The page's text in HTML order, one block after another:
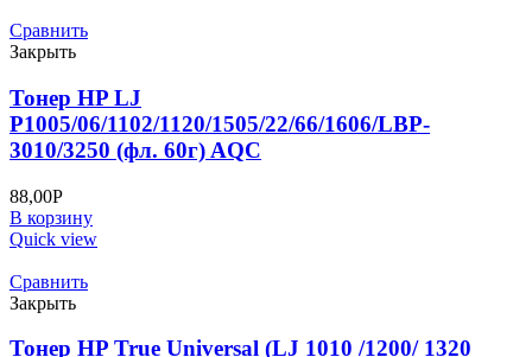
Сравнить
Закрыть
Тонер HP LJ
P1005/06/1102/1120/1505/22/66/1606/LBP-
3010/3250 (фл. 60г) AQC
88,00Р
В корзину
Quick view
Сравнить
Закрыть
Тонер HP True Universal (LJ 1010 /1200/ 1320